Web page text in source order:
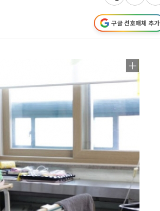
구글 선호매체 추가